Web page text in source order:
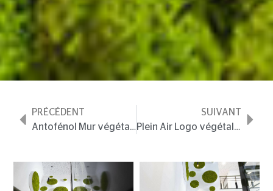
PRÉCÉDENT
Antofénol
Mur végétalisé
SUIVANT
Plein Air Logo végétal lumineux